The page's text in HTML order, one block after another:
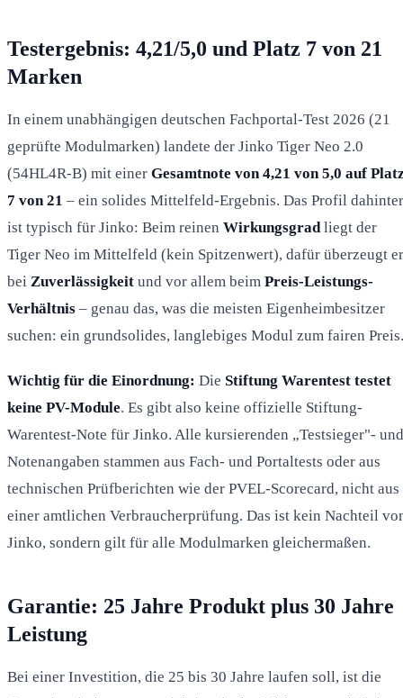
Testergebnis: 4,21/5,0 und Platz 7 von 21
Marken
In einem unabhängigen deutschen Fachportal-Test 2026 (21
geprüfte Modulmarken) landete der Jinko Tiger Neo 2.0
(54HL4R-B) mit einer Gesamtnote von 4,21 von 5,0 auf
7 von 21 – ein solides Mittelfeld-Ergebnis. Das Profil dahinter
ist typisch für Jinko: Beim reinen Wirkungsgrad liegt der
Tiger Neo im Mittelfeld (kein Spitzenwert), dafür überzeugt er
bei Zuverlässigkeit und vor allem beim Preis-Leistungs-
Verhältnis – genau das, was die meisten Eigenheimbesitzer
suchen: ein grundsolides, langlebiges Modul zum fairen Preis.
Wichtig für die Einordnung: Die Stiftung Warentest testet
keine PV-Module. Es gibt also keine offizielle Stiftung-
Warentest-Note für Jinko. Alle kursierenden „Testsieger"- und
Notenangaben stammen aus Fach- und Portaltests oder aus
technischen Prüfberichten wie der PVEL-Scorecard, nicht aus
einer amtlichen Verbraucherprüfung. Das ist kein Nachteil
Jinko, sondern gilt für alle Modulmarken gleichermaßen.
Garantie: 25 Jahre Produkt plus 30 Jahre
Leistung
Bei einer Investition, die 25 bis 30 Jahre laufen soll, ist die